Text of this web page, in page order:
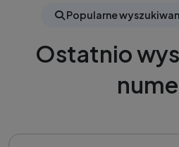
Popularne
Ostatnio